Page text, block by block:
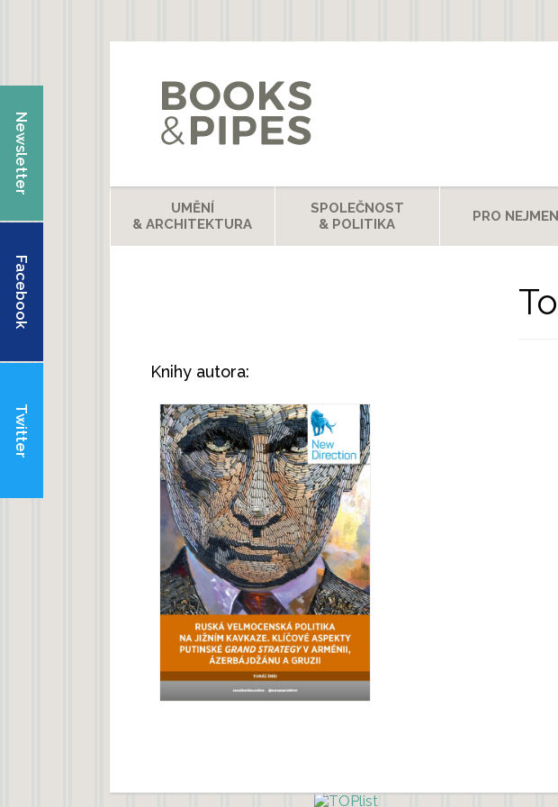
UMĚNÍ
& ARCHITEKTURA
SPOLEČNOST
& POLITIKA
PRO
Knihy autora
Newsletter
Facebook
Twitter